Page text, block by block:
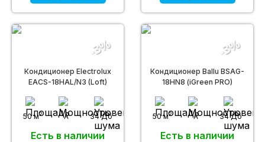
Кондиционер Electrolux
EACS-18HAL/N3 (Loft)
50 м2 A 34 Дб
Есть в наличии
-3%
Кондиционер Ballu BSAG-
18HN8 (iGreen PRO)
50 м2 A 34 Дб
Есть в наличии
-3%